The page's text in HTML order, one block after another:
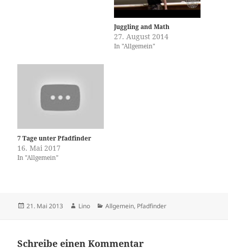
Juggling and Math
27. August 2014
In "Allgemein"
7 Tage unter Pfadfinder
16. Mai 2017
In "Allgemein"
Veröffentlicht
21. Mai 2013 Autor
Lino Kategorien
Allgemein, Pfadfinder
Schreibe einen Kommentar